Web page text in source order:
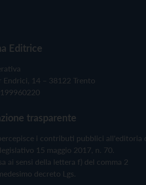
Editrice
Endrici, 14 – 38122 Trento
trasparente
i contributi pubblici all'editoria
15 maggio 2017, n. 70.
ai sensi della lettera f) del comma 2
decreto Lgs.